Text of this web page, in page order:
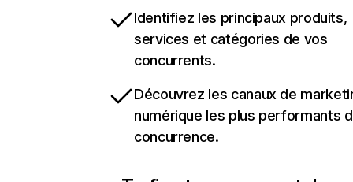
Identifiez les principaux produits,
services et catégories de vos
concurrents.
Découvrez les canaux de
numérique les plus performants
concurrence.